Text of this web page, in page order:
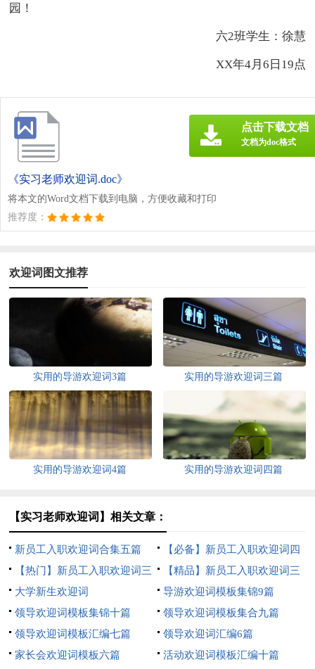
园！
六2班学生：徐慧
XX年4月6日19点
《实习老师欢迎词.doc》
将本文的Word文档下载到电脑，方便收藏和打印
推荐度：
点击下载文档
文档为doc格式
欢迎词图文推荐
实用的导游欢迎词3篇 实用的导游欢迎词三篇
实用的导游欢迎词4篇 实用的导游欢迎词四篇
【实习老师欢迎词】相关文章：
新员工入职欢迎词合集五篇
【必备】新员工入职欢迎词四
篇
【热门】新员工入职欢迎词三
篇
【精品】新员工入职欢迎词三
篇
大学新生欢迎词
导游欢迎词模板集锦9篇
领导欢迎词模板集锦十篇
领导欢迎词模板集合九篇
领导欢迎词模板汇编七篇
领导欢迎词汇编6篇
家长会欢迎词模板六篇
活动欢迎词模板汇编十篇